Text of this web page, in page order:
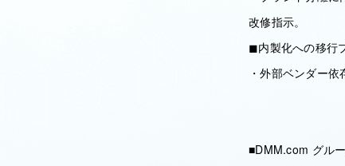
改修指示。
◼︎内製化への移行
・外部ベンダー
■DMM.com グル